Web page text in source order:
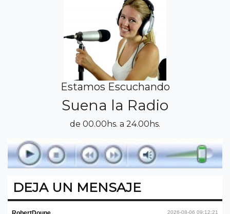
Estamos Escuchando
Suena la Radio
de 00.00hs. a 24.00hs.
DEJA UN MENSAJE